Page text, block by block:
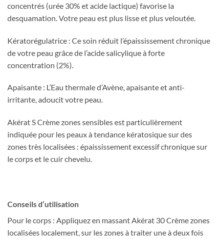
concentrés (urée 30% et acide lactique) favorise la
desquamation. Votre peau est plus lisse et plus veloutée.
Kératorégulatrice : Ce soin réduit l’épaississement chronique
de votre peau grâce de l’acide salicylique à forte
concentration (2%).
Apaisante : L’Eau thermale d’Avène, apaisante et anti-
irritante, adoucit votre peau.
Akérat S Crème zones sensibles est particulièrement
indiquée pour les peaux à tendance kératosique sur des
zones très localisées : épaississement excessif chronique sur
le corps et le cuir chevelu.
Conseils d’utilisation
Pour le corps : Appliquez en massant Akérat 30 Crème zones
localisées localement, sur les zones à traiter une à deux fois